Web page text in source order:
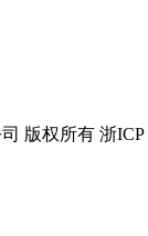
版权所有 浙ICP